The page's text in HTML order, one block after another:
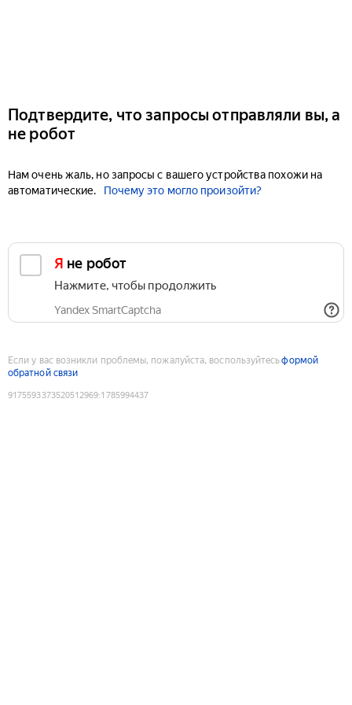
Подтвердите, что запросы отправляли вы, а
не робот
Нам очень жаль, но запросы с вашего устройства похожи на
автоматические.
Почему это могло произойти?
Я не робот
Нажмите, чтобы продолжить
Yandex SmartCaptcha
Если у вас возникли проблемы, пожалуйста, воспользуйтесьформой
обратной связи
9175593373520512969:1785994437